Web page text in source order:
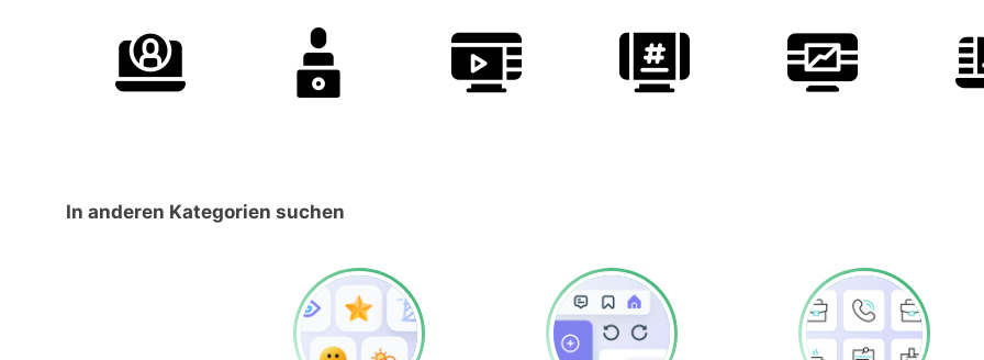
In anderen Kategorien suchen